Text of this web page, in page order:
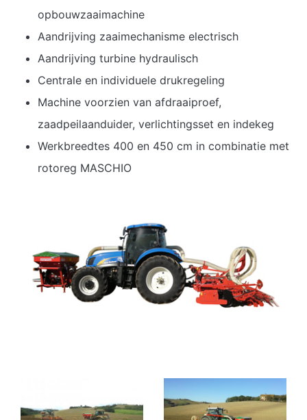
opbouwzaaimachine
Aandrijving zaaimechanisme electrisch
Aandrijving turbine hydraulisch
Centrale en individuele drukregeling
Machine voorzien van afdraaiproef,
zaadpeilaanduider, verlichtingsset en indekeg
Werkbreedtes 400 en 450 cm in combinatie met
rotoreg MASCHIO